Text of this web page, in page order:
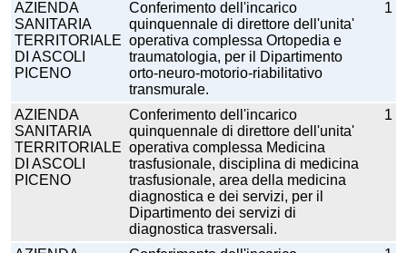
AZIENDA
SANITARIA
TERRITORIALE
DI ASCOLI
PICENO
Conferimento dell'incarico
quinquennale di direttore dell'unita'
operativa complessa Ortopedia e
traumatologia, per il Dipartimento
orto-neuro-motorio-riabilitativo
transmurale.
1
AZIENDA
SANITARIA
TERRITORIALE
DI ASCOLI
PICENO
Conferimento dell'incarico
quinquennale di direttore dell'unita'
operativa complessa Medicina
trasfusionale, disciplina di medicina
trasfusionale, area della medicina
diagnostica e dei servizi, per il
Dipartimento dei servizi di
diagnostica trasversali.
1